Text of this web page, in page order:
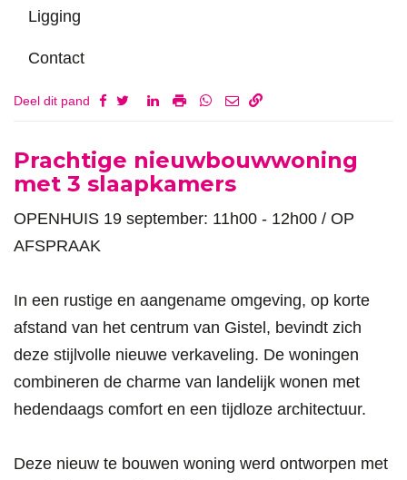
Ligging
Contact
Deel dit pand
Omschrijving
Prachtige nieuwbouwwoning
met 3 slaapkamers
OPENHUIS 19 september: 11h00 - 12h00 / OP
AFSPRAAK
In een rustige en aangename omgeving, op korte
afstand van het centrum van Gistel, bevindt zich
deze stijlvolle nieuwe verkaveling. De woningen
combineren de charme van landelijk wonen met
hedendaags comfort en een tijdloze architectuur.
Deze nieuw te bouwen woning werd ontworpen met